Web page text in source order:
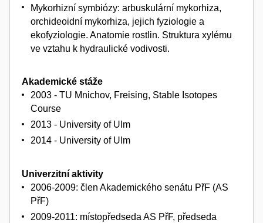
Mykorhizní symbiózy: arbuskulární mykorhiza,
orchideoidní mykorhiza, jejich fyziologie a
ekofyziologie. Anatomie rostlin. Struktura xylému
ve vztahu k hydraulické vodivosti.
Akademické stáže
2003 - TU Mnichov, Freising, Stable Isotopes
Course
2013 - University of Ulm
2014 - University of Ulm
Univerzitní aktivity
2006-2009: člen Akademického senátu PřF (AS
PřF)
2009-2011: místopředseda AS PřF, předseda